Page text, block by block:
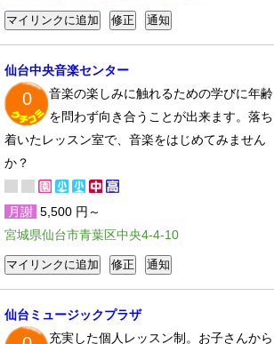
仙台中央音楽センター
0
音楽の楽しみに触れるための学びに年齢
を問わず向き合うことが出来ます。落ち
着いたレッスン室で、音楽をはじめてみません
か？
月謝 5,500 円～
宮城県仙台市青葉区中央4-4-10
仙台ミュージックプラザ
充実した個人レッスン制。お子さんから